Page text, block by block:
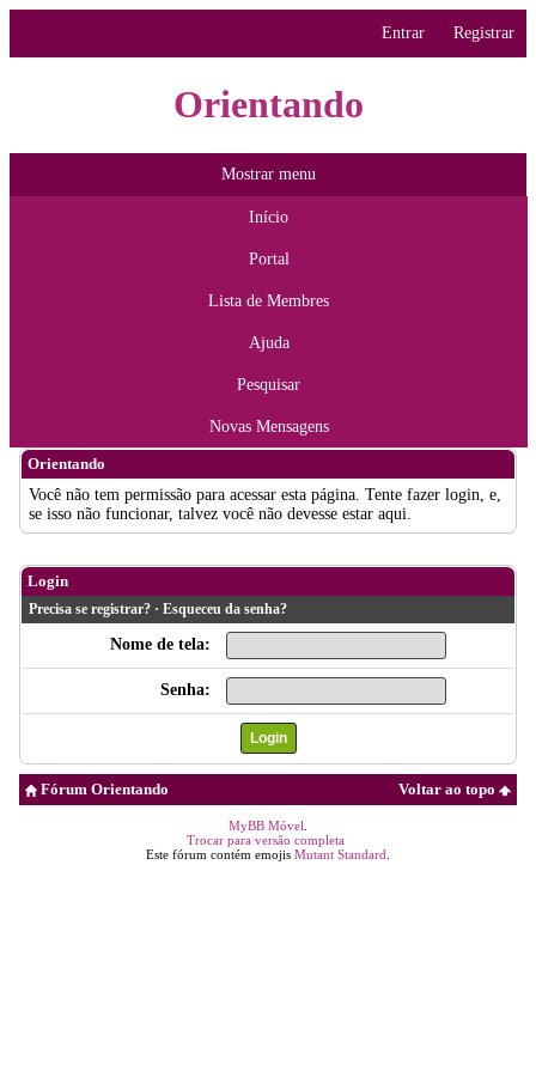
Entrar Registrar
Orientando
Mostrar menu
Início
Portal
Lista de Membres
Ajuda
Pesquisar
Novas Mensagens
Orientando
Você não tem permissão para acessar esta página. Tente fazer login, e,
se isso não funcionar, talvez você não devesse estar aqui.
Login
Precisa se registrar? · Esqueceu da senha?
Nome de tela:
Senha:
Voltar ao topo
Fórum Orientando
MyBB Móvel
Trocar para versão completa
Este fórum contém emojis Mutant Standard